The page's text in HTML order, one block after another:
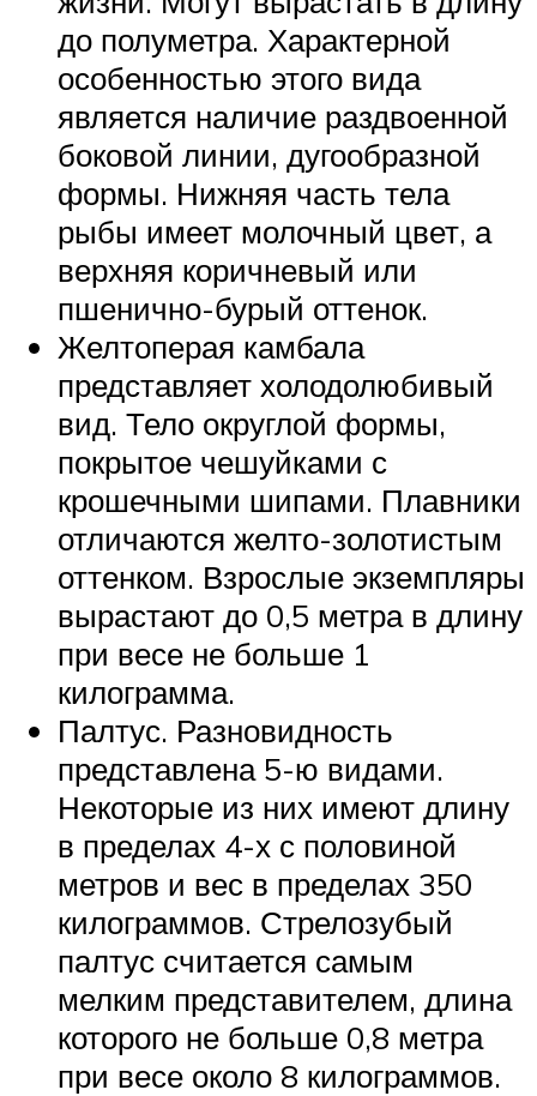
до полуметра. Характерной
особенностью этого вида
является наличие раздвоенной
боковой линии, дугообразной
формы. Нижняя часть тела
рыбы имеет молочный цвет, а
верхняя коричневый или
пшенично-бурый оттенок.
Желтоперая камбала
представляет холодолюбивый
вид. Тело округлой формы,
покрытое чешуйками с
крошечными шипами. Плавники
отличаются желто-золотистым
оттенком. Взрослые экземпляры
вырастают до 0,5 метра в длину
при весе не больше 1
килограмма.
Палтус. Разновидность
представлена 5-ю видами.
Некоторые из них имеют длину
в пределах 4-х с половиной
метров и вес в пределах 350
килограммов. Стрелозубый
палтус считается самым
мелким представителем, длина
которого не больше 0,8 метра
при весе около 8 килограммов.